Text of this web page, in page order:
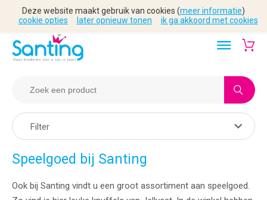
Filter
Speelgoed bij Santing
Ook bij Santing vindt u een groot assortiment aan speelgoed.
Deze website maakt gebruik van cookies (meer informatie)
cookie opties
later opnieuw tonen ik ga akkoord met cookies